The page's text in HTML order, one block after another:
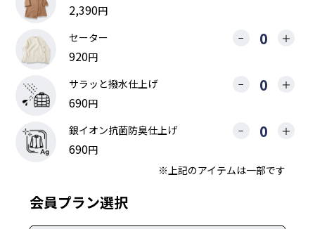
2,390円
セーター
920円
− ＋
サラッと撥水仕上げ
690円
− ＋
銀イオン抗菌防臭仕上げ
690円
− ＋
※上記のアイテムは一部です
会員プラン選択